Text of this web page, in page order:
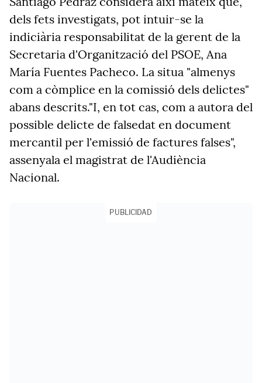
dels fets investigats, pot intuir-se la
indiciària responsabilitat de la gerent de la
Secretaria d'Organització del PSOE, Ana
María Fuentes Pacheco. La situa "almenys
com a còmplice en la comissió dels delictes"
abans descrits."I, en tot cas, com a autora del
possible delicte de falsedat en document
mercantil per l'emissió de factures falses",
assenyala el magistrat de l'Audiència
Nacional.
PUBLICIDAD